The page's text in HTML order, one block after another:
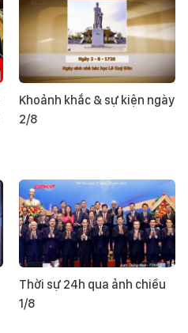
Khoảnh khắc & sự kiện ngày
2/8
Thời sự 24h qua ảnh chiều
1/8